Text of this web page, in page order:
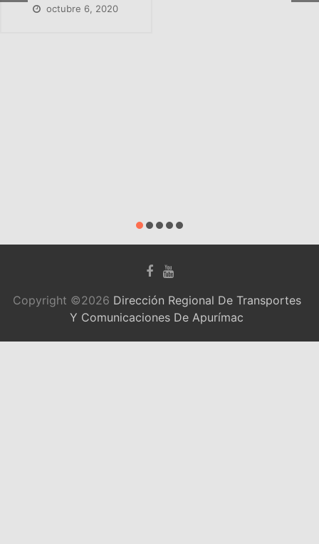
octubre 6, 2020
Copyright ©2026 Dirección Regional De Transportes
Y Comunicaciones De Apurímac